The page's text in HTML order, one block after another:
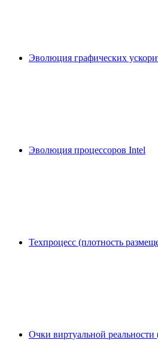
Эволюция графических
Эволюция процессоров Intel
Техпроцесс (плотность
Очки виртуальной